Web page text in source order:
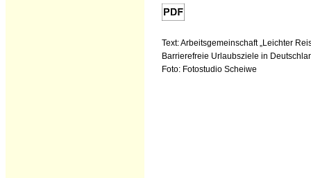
Text: Arbeitsgemeinschaft „Leichter
Barrierefreie Urlaubsziele in
Foto: Fotostudio Scheiwe